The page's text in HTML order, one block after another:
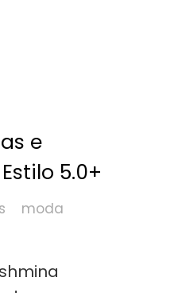
e
5.0+
moda